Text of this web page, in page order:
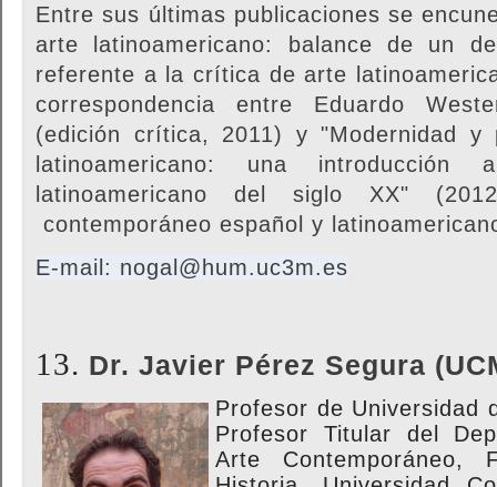
Entre sus últimas publicaciones se
arte latinoamericano: balance de un
referente a la crítica de arte
correspondencia entre Eduardo
(edición crítica, 2011) y "Modernidad y
latinoamericano: una
latinoamericano del siglo XX"
contemporáneo español y
E-mail: nogal@hum.uc3m.es
13. Dr. Javier Pérez Segura
Profesor de Universidad
Profesor Titular del
Arte Contemporáneo,